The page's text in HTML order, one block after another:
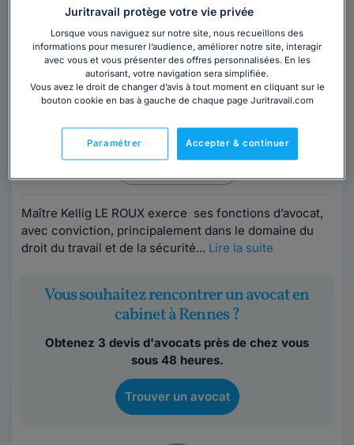
Cabinet BREIZH LEX AVOCATS
Avocat au barreau de Rennes
Ille-et-Vilaine,Rennes, 35000
24 années d'expérience
Maître Kellig LE ROUX exerce ses fonctions d’avocat,
avec conviction, principalement dans le domaine du
droit du travail et de la sécurité... Lire la suite
Vous souhaitez rencontrer un avocat en
cabinet à Rennes ?
Obtenez 3 devis d'avocats près de chez vous
sous 48 heures.
Trouver un avocat
Juritravail protège votre vie privée
Lorsque vous naviguez sur notre site, nous recueillons des
informations pour mesurer l’audience, améliorer notre site, interagir
avec vous et vous présenter des offres personnalisées. En les
autorisant, votre navigation sera simplifiée.
Vous avez le droit de changer d’avis à tout moment en cliquant sur le
bouton cookie en bas à gauche de chaque page Juritravail.com
Accepter & continuer
Paramétrer